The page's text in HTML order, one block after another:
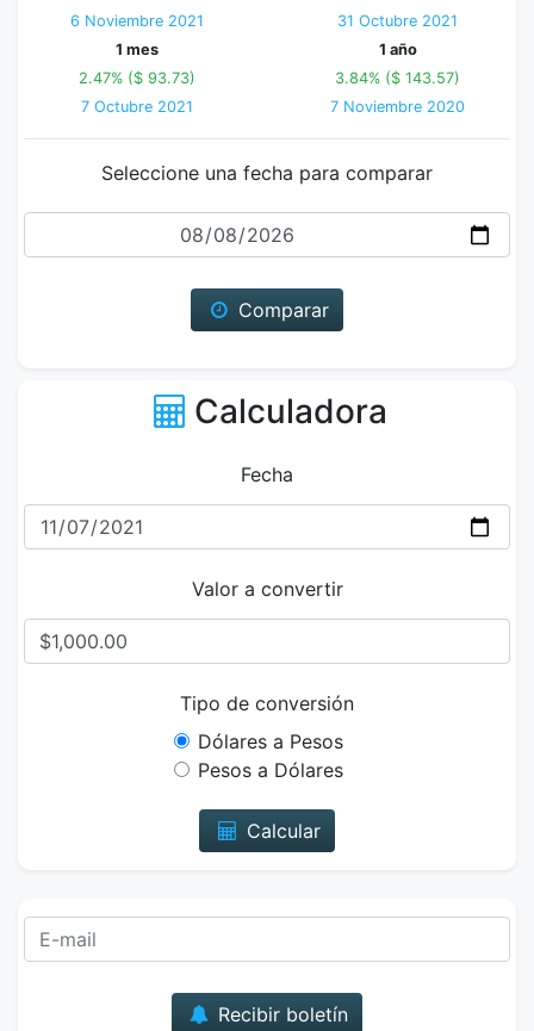
6 Noviembre 2021
31 Octubre 2021
1 mes
2.47% ($ 93.73)
7 Octubre 2021
1 año
3.84% ($ 143.57)
7 Noviembre 2020
Seleccione una fecha para comparar
Fecha
Comparar
Calculadora
Fecha
Valor a convertir
Tipo de conversión
Dólares a Pesos
Pesos a Dólares
Calcular
Recibir boletín